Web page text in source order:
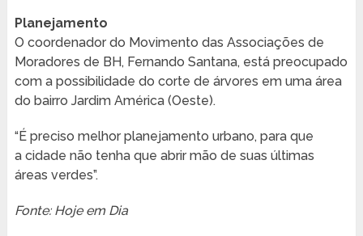
Planejamento
O coordenador do Movimento das Associações de
Moradores de BH, Fernando Santana, está preocupado
com a possibilidade do corte de árvores em uma área
do bairro Jardim América (Oeste).
“É preciso melhor planejamento urbano, para que
a cidade não tenha que abrir mão de suas últimas
áreas verdes”.
Fonte: Hoje em Dia